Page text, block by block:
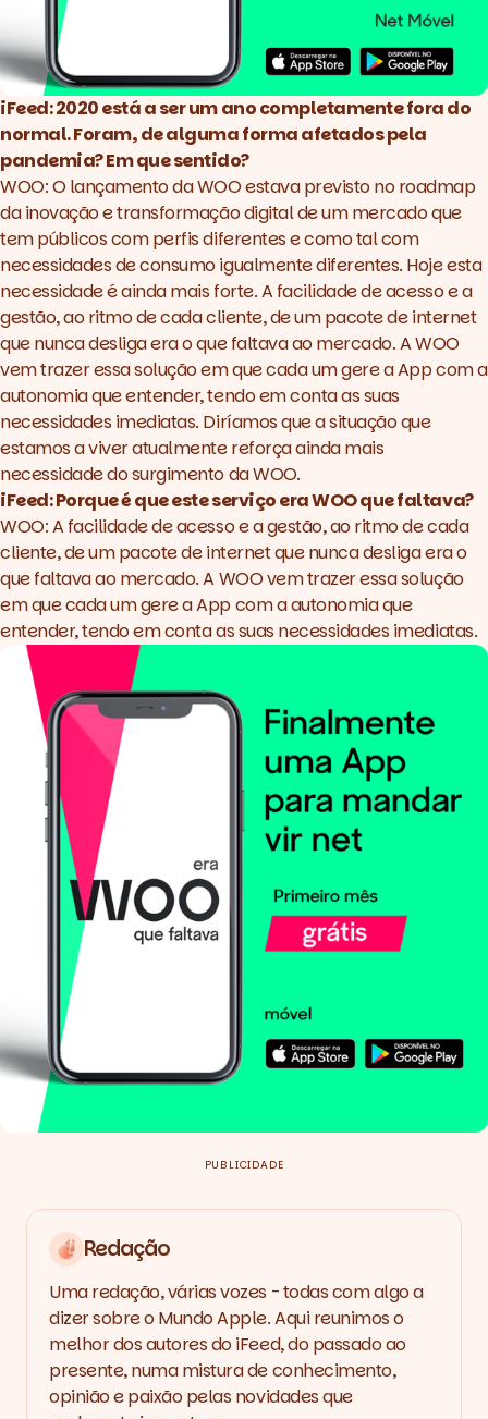
iFeed: 2020 está a ser um ano completamente fora do
normal. Foram, de alguma forma afetados pela
pandemia? Em que sentido?
WOO: O lançamento da WOO estava previsto no roadmap
da inovação e transformação digital de um mercado que
tem públicos com perfis diferentes e como tal com
necessidades de consumo igualmente diferentes. Hoje esta
necessidade é ainda mais forte. A facilidade de acesso e a
gestão, ao ritmo de cada cliente, de um pacote de internet
que nunca desliga era o que faltava ao mercado. A WOO
vem trazer essa solução em que cada um gere a App com a
autonomia que entender, tendo em conta as suas
necessidades imediatas. Diríamos que a situação que
estamos a viver atualmente reforça ainda mais
necessidade do surgimento da WOO.
iFeed: Porque é que este serviço era WOO que faltava?
WOO: A facilidade de acesso e a gestão, ao ritmo de cada
cliente, de um pacote de internet que nunca desliga era o
que faltava ao mercado. A WOO vem trazer essa solução
em que cada um gere a App com a autonomia que
entender, tendo em conta as suas necessidades imediatas.
PUBLICIDADE
Redação
Uma redação, várias vozes - todas com algo a
dizer sobre o Mundo Apple. Aqui reunimos o
melhor dos autores do iFeed, do passado ao
presente, numa mistura de conhecimento,
opinião e paixão pelas novidades que